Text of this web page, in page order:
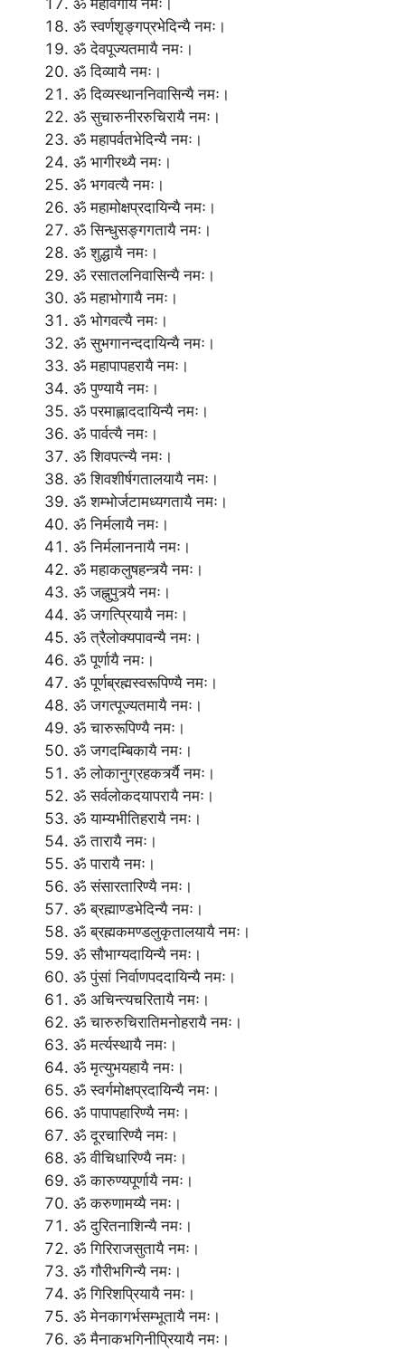
ॐ स्वर्णशृङ्गप्रभेदिन्यै नमः।
ॐ देवपूज्यतमायै नमः।
ॐ दिव्यायै नमः।
ॐ दिव्यस्थाननिवासिन्यै नमः।
ॐ सुचारुनीररुचिरायै नमः।
ॐ महापर्वतभेदिन्यै नमः।
ॐ भागीरथ्यै नमः।
ॐ भगवत्यै नमः।
ॐ महामोक्षप्रदायिन्यै नमः।
ॐ सिन्धुसङ्गगतायै नमः।
ॐ शुद्धायै नमः।
ॐ रसातलनिवासिन्यै नमः।
ॐ महाभोगायै नमः।
ॐ भोगवत्यै नमः।
ॐ सुभगानन्ददायिन्यै नमः।
ॐ महापापहरायै नमः।
ॐ पुण्यायै नमः।
ॐ परमाह्लाददायिन्यै नमः।
ॐ पार्वत्यै नमः।
ॐ शिवपत्न्यै नमः।
ॐ शिवशीर्षगतालयायै नमः।
ॐ शम्भोर्जटामध्यगतायै नमः।
ॐ निर्मलायै नमः।
ॐ निर्मलाननायै नमः।
ॐ महाकलुषहन्त्र्यै नमः।
ॐ जह्नुपुत्र्यै नमः।
ॐ जगत्प्रियायै नमः।
ॐ त्रैलोक्यपावन्यै नमः।
ॐ पूर्णायै नमः।
ॐ पूर्णब्रह्मस्वरूपिण्यै नमः।
ॐ जगत्पूज्यतमायै नमः।
ॐ चारुरूपिण्यै नमः।
ॐ जगदम्बिकायै नमः।
ॐ लोकानुग्रहकर्त्र्यै नमः।
ॐ सर्वलोकदयापरायै नमः।
ॐ याम्यभीतिहरायै नमः।
ॐ तारायै नमः।
ॐ पारायै नमः।
ॐ संसारतारिण्यै नमः।
ॐ ब्रह्माण्डभेदिन्यै नमः।
ॐ ब्रह्मकमण्डलुकृतालयायै नमः।
ॐ सौभाग्यदायिन्यै नमः।
ॐ पुंसां निर्वाणपददायिन्यै नमः।
ॐ अचिन्त्यचरितायै नमः।
ॐ चारुरुचिरातिमनोहरायै नमः।
ॐ मर्त्यस्थायै नमः।
ॐ मृत्युभयहायै नमः।
ॐ स्वर्गमोक्षप्रदायिन्यै नमः।
ॐ पापापहारिण्यै नमः।
ॐ दूरचारिण्यै नमः।
ॐ वीचिधारिण्यै नमः।
ॐ कारुण्यपूर्णायै नमः।
ॐ करुणामय्यै नमः।
ॐ दुरितनाशिन्यै नमः।
ॐ गिरिराजसुतायै नमः।
ॐ गौरीभगिन्यै नमः।
ॐ गिरिशप्रियायै नमः।
ॐ मेनकागर्भसम्भूतायै नमः।
ॐ मैनाकभगिनीप्रियायै नमः।